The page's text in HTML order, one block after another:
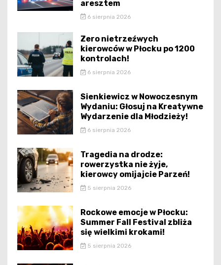
aresztem
6 sierpnia 2026
Zero nietrzeźwych
kierowców w Płocku po 1200
kontrolach!
6 sierpnia 2026
Sienkiewicz w Nowoczesnym
Wydaniu: Głosuj na Kreatywne
Wydarzenie dla Młodzieży!
6 sierpnia 2026
Tragedia na drodze:
rowerzystka nie żyje,
kierowcy omijajcie Parzeń!
5 sierpnia 2026
Rockowe emocje w Płocku:
Summer Fall Festival zbliża
się wielkimi krokami!
5 sierpnia 2026